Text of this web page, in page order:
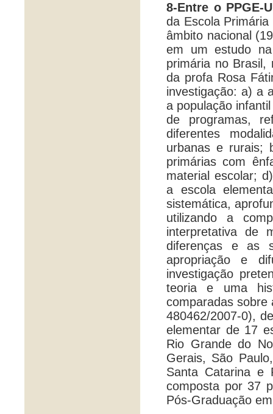
8-Entre o PPGE-
da Escola
âmbito nacional
em um estudo
primária no
da profa Rosa
investigação: a) a
a população
de programas,
diferentes
urbanas e rurais;
primárias com
material escolar;
a escola
sistemática,
utilizando a
interpretativa de
diferenças e as
apropriação e
investigação
teoria e uma
comparadas sobre
480462/2007-0),
elementar de 17
Rio Grande do
Gerais, São
Santa Catarina e
composta por 37
Pós-Graduação